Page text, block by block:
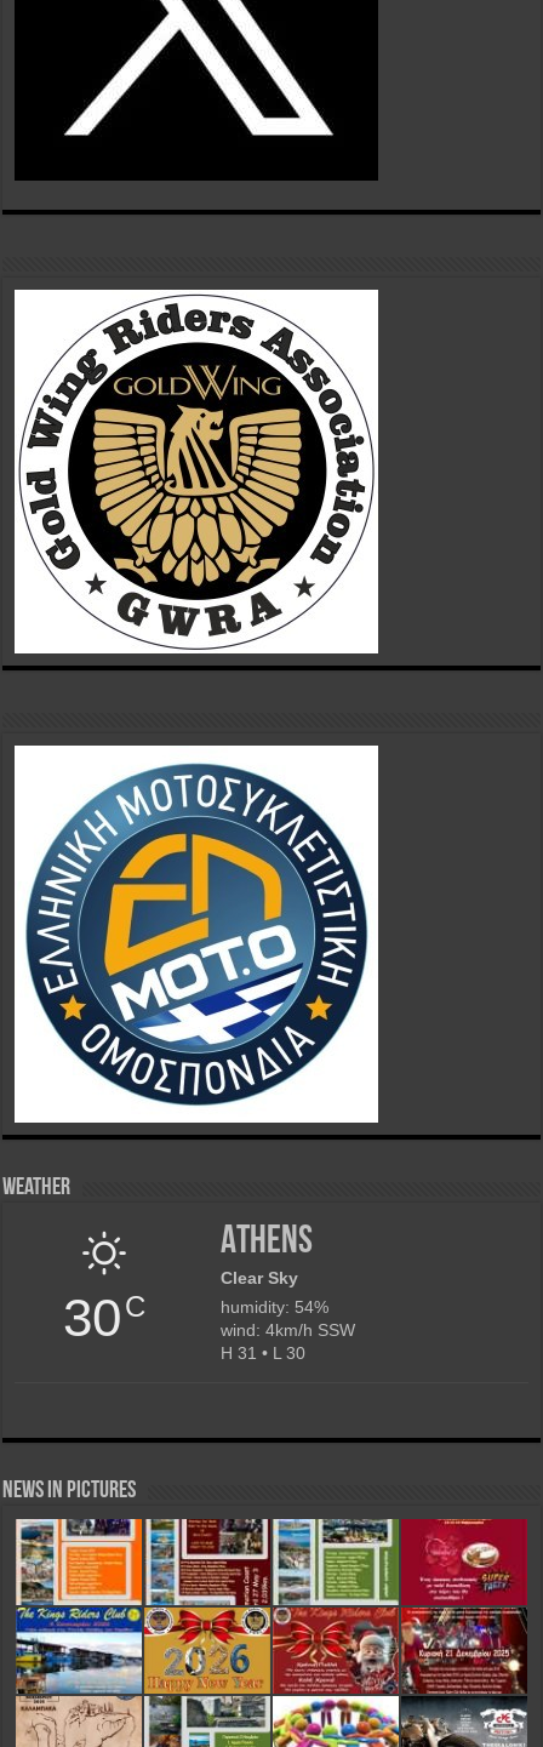
Weather
30C
Athens
Clear Sky
humidity: 54%
wind: 4km/h SSW
H 31 • L 30
News in Pictures